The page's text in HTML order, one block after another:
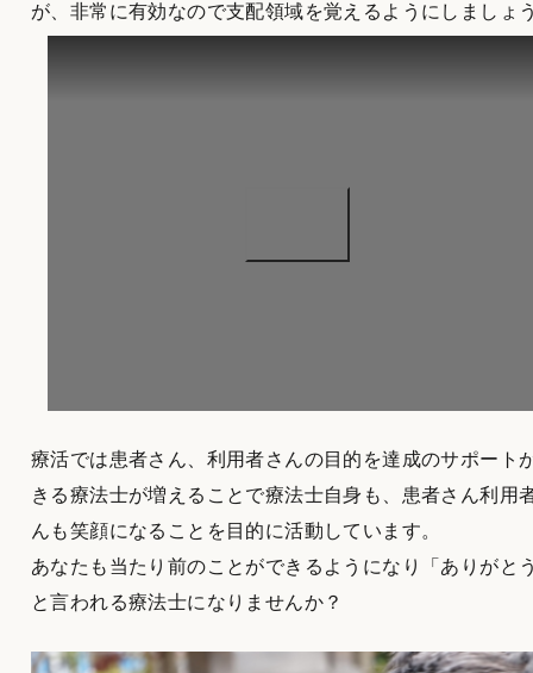
が、非常に有効なので支配領域を覚えるようにしましょ
療活では患者さん、利用者さんの目的を達成のサポート
きる療法士が増えることで療法士自身も、患者さん利用
んも笑顔になることを目的に活動しています。
あなたも当たり前のことができるようになり「ありがと
と言われる療法士になりませんか？